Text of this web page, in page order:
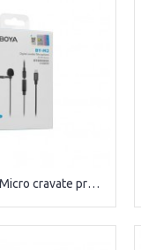
BOYA BY-M2 Micro cravate professionnel pour iphone